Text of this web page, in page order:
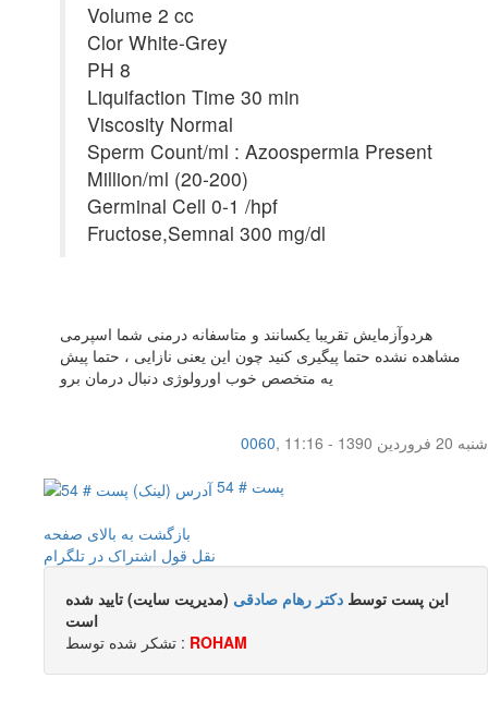
Volume 2 cc
Clor White-Grey
PH 8
Liquifaction Time 30 min
Viscosity Normal
Sperm Count/ml : Azoospermia Present
Million/ml (20-200)
Germinal Cell 0-1 /hpf
Fructose,Semnal 300 mg/dl
هردوآزمایش تقریبا یکسانند و متاسفانه درمنی شما اسپرمی
مشاهده نشده حتما پیگیری کنید چون این یعنی نازایی ، حتما پیش
یه متخصص خوب اورولوژی دنبال درمان برو
0060,
شنبه 20 فروردین 1390 - 11:16
پست # 54
بازگشت به بالای صفحه
نقل قول اشتراک در تلگرام
این پست توسط دکتر رهام صادقی (مدیریت سایت) تایید شده
است
تشکر شده توسط : ROHAM